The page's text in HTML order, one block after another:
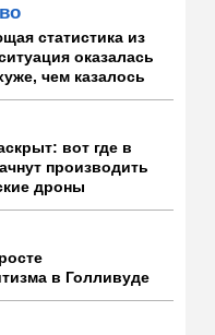
статистика из
оказалась
чем казалось
вот где в
производить
дроны
в Голливуде